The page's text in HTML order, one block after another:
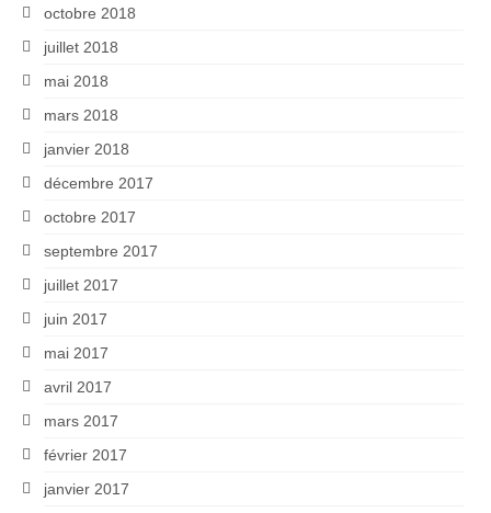
octobre 2018
juillet 2018
mai 2018
mars 2018
janvier 2018
décembre 2017
octobre 2017
septembre 2017
juillet 2017
juin 2017
mai 2017
avril 2017
mars 2017
février 2017
janvier 2017